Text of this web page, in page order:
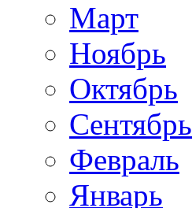
Март
Ноябрь
Октябрь
Сентябрь
Февраль
Январь